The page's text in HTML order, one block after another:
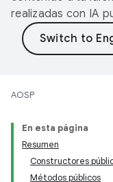
realizadas con IA
AOSP
En esta página
Resumen
Constructores
Métodos públicos